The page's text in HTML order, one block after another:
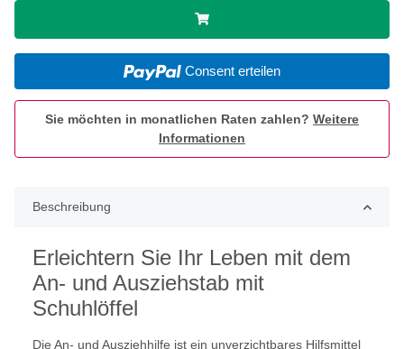
Consent erteilen
Sie möchten in monatlichen Raten zahlen? Weitere
Informationen
Beschreibung
Erleichtern Sie Ihr Leben mit dem
An- und Ausziehstab mit
Schuhlöffel
Die An- und Ausziehhilfe ist ein unverzichtbares Hilfsmittel